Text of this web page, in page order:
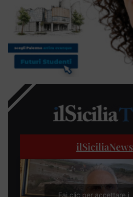
ilSiciliaNews
Fai clic per accettare i